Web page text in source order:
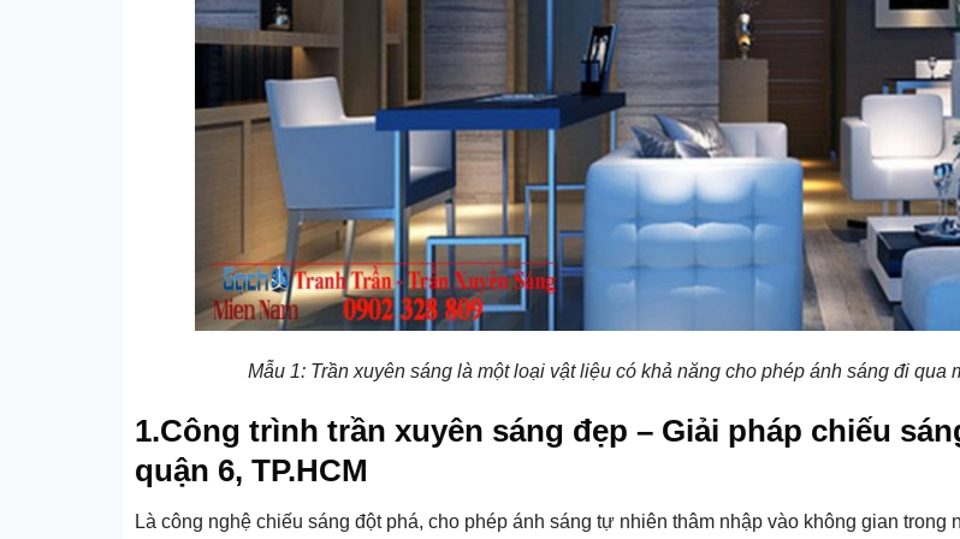
Mẫu 1: Trần xuyên sáng là một loại vật liệu có khả năng cho phép ánh sáng đi qua
1.Công trình trần xuyên sáng đẹp – Giải pháp chiếu
quận 6, TP.HCM
Là công nghệ chiếu sáng đột phá, cho phép ánh sáng tự nhiên thâm nhập vào không gian trong